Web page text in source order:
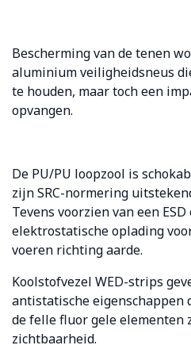
Bescherming van de tenen
aluminium veiligheidsneus
te houden, maar toch een
opvangen.
De PU/PU loopzool is
zijn SRC-normering
Tevens voorzien van een
elektrostatische oplading
voeren richting aarde.
Koolstofvezel WED-strips
antistatische eigenschappen
de felle fluor gele elementen
zichtbaarheid.